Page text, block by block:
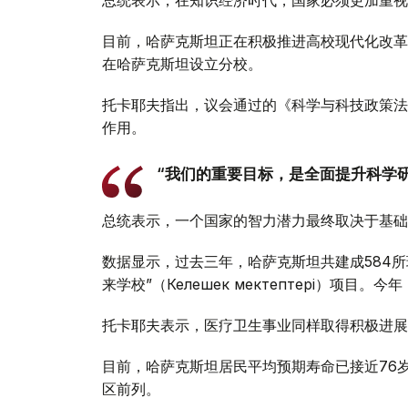
目前，哈萨克斯坦正在积极推进高校现代化改
在哈萨克斯坦设立分校。
托卡耶夫指出，议会通过的《科学与科技政策
作用。
“我们的重要目标，是全面提升科学
总统表示，一个国家的智力潜力最终取决于基
数据显示，过去三年，哈萨克斯坦共建成584
来学校”（Келешек мектептері）项目。今
托卡耶夫表示，医疗卫生事业同样取得积极进
目前，哈萨克斯坦居民平均预期寿命已接近76
区前列。